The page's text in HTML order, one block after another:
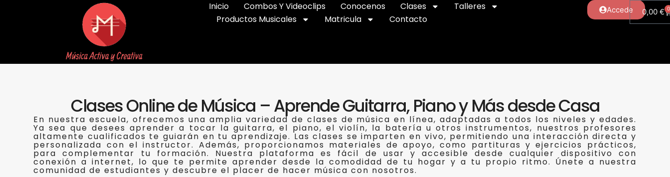
Inicio Combos Y Videoclips Conocenos Clases
Talleres
Productos Musicales
Matricula Contacto
Accede 0,00€ 0
Clases Online de Música – Aprende Guitarra, Piano y Más desde Casa
En nuestra escuela, ofrecemos una amplia variedad de clases de música en línea, adaptadas a todos los niveles y edades.
Ya sea que desees aprender a tocar la guitarra, el piano, el violín, la batería u otros instrumentos, nuestros profesores
altamente cualificados te guiarán en tu aprendizaje. Las clases se imparten en vivo, permitiendo una interacción directa y
personalizada con el instructor. Además, proporcionamos materiales de apoyo, como partituras y ejercicios prácticos,
para complementar tu formación. Nuestra plataforma es fácil de usar y accesible desde cualquier dispositivo con
conexión a internet, lo que te permite aprender desde la comodidad de tu hogar y a tu propio ritmo. Únete a nuestra
comunidad de estudiantes y descubre el placer de hacer música con nosotros.